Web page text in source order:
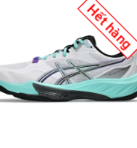
Hết hàng